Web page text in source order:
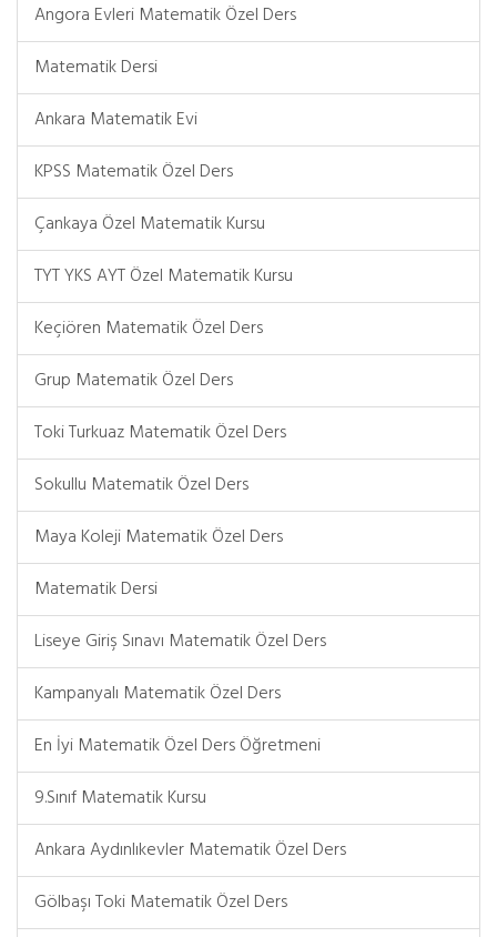
Angora Evleri Matematik Özel Ders
Matematik Dersi
Ankara Matematik Evi
KPSS Matematik Özel Ders
Çankaya Özel Matematik Kursu
TYT YKS AYT Özel Matematik Kursu
Keçiören Matematik Özel Ders
Grup Matematik Özel Ders
Toki Turkuaz Matematik Özel Ders
Sokullu Matematik Özel Ders
Maya Koleji Matematik Özel Ders
Matematik Dersi
Liseye Giriş Sınavı Matematik Özel Ders
Kampanyalı Matematik Özel Ders
En İyi Matematik Özel Ders Öğretmeni
9.Sınıf Matematik Kursu
Ankara Aydınlıkevler Matematik Özel Ders
Gölbaşı Toki Matematik Özel Ders